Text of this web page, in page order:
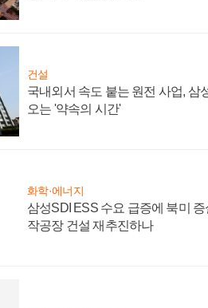
건설
국내외서 속도 붙는 원전 사업, 삼
오는 '약속의 시간'
화학·에너지
삼성SDI ESS 수요 급증에 북미
작공장 건설 재추진하나